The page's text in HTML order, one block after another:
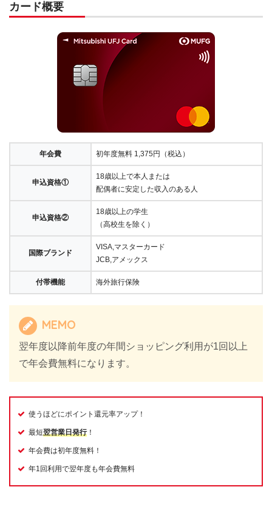
カード概要
年会費 初年度無料 1,375円（税込）
申込資格①
18歳以上で本人または
配偶者に安定した収入のある人
申込資格②
18歳以上の学生
（高校生を除く）
国際ブランド
VISA,マスターカード
JCB,アメックス
付帯機能 海外旅行保険
MEMO
翌年度以降前年度の年間ショッピング利用が1回以上
で年会費無料になります。
使うほどにポイント還元率アップ！
最短翌営業日発行！
年会費は初年度無料！
年1回利用で翌年度も年会費無料